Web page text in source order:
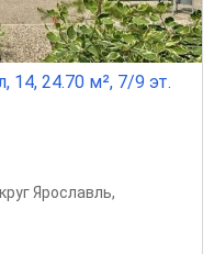
14, 24.70 м², 7/9 эт.
Ярославль,